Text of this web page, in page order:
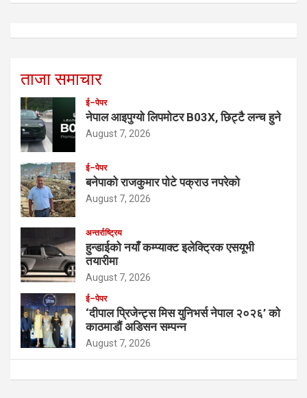
ताजा समाचार
ई–पेपर
नेपाल आइपुग्यो लिपमोटर B03X, छिट्टै लन्च हुने
August 7, 2026
ई–पेपर
बनेपाको राजकुमार पोटे पक्राउ नपरेको
August 7, 2026
अन्तर्राष्ट्रिय
हुन्डाईको नयाँ कम्प्याक्ट इलेक्ट्रिक एसयूभी
तयारीमा
August 7, 2026
ई–पेपर
‘दीपाल प्रिजेन्ट्स मिस युनिभर्स नेपाल २०२६’ को
काठमाडौं अडिसन सम्पन्न
August 7, 2026